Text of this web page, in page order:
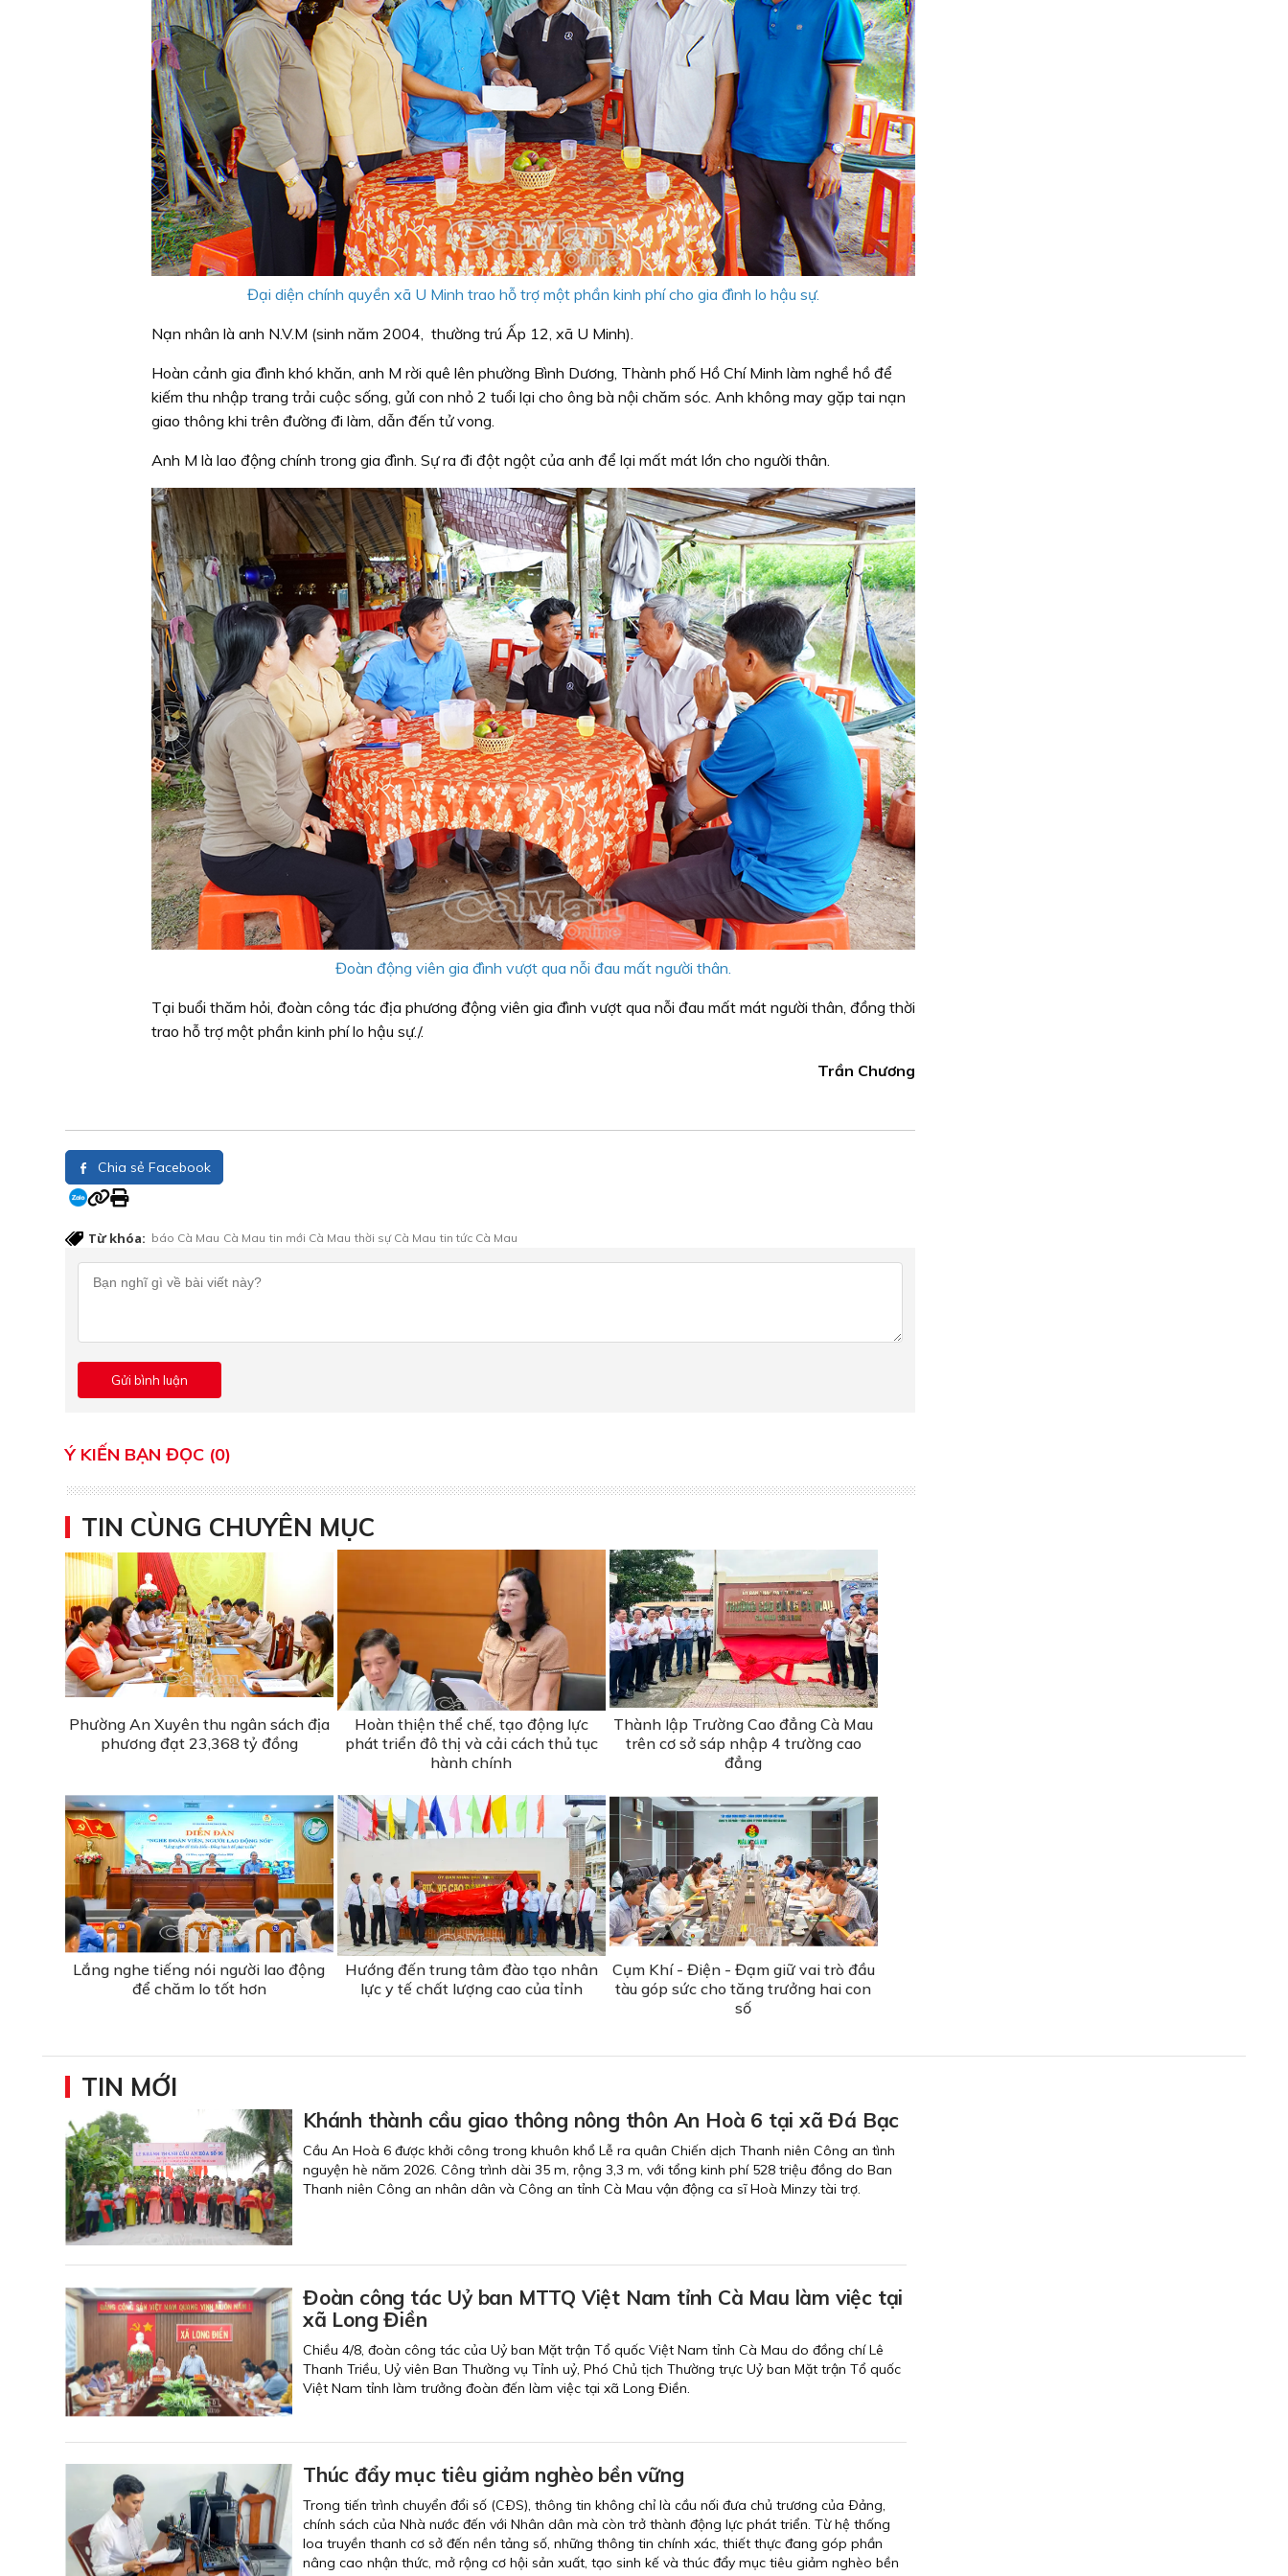
Đại diện chính quyền xã U Minh trao hỗ trợ một phần kinh phí cho gia đình lo hậu sự.
Nạn nhân là anh N.V.M (sinh năm 2004, thường trú Ấp 12, xã U Minh).
Hoàn cảnh gia đình khó khăn, anh M rời quê lên phường Bình Dương, Thành phố Hồ Chí Minh làm nghề hồ để
kiếm thu nhập trang trải cuộc sống, gửi con nhỏ 2 tuổi lại cho ông bà nội chăm sóc. Anh không may gặp tai nạn
giao thông khi trên đường đi làm, dẫn đến tử vong.
Anh M là lao động chính trong gia đình. Sự ra đi đột ngột của anh để lại mất mát lớn cho người thân.
Đoàn động viên gia đình vượt qua nỗi đau mất người thân.
Tại buổi thăm hỏi, đoàn công tác địa phương động viên gia đình vượt qua nỗi đau mất mát người thân, đồng thời
trao hỗ trợ một phần kinh phí lo hậu sự./.
Trần Chương
Chia sẻ Facebook
Từ khóa: báo Cà Mau Cà Mau tin mới Cà Mau thời sự Cà Mau tin tức Cà Mau
Ý KIẾN BẠN ĐỌC (0)
TIN CÙNG CHUYÊN MỤC
Phường An Xuyên thu ngân sách địa
phương đạt 23,368 tỷ đồng
Hoàn thiện thể chế, tạo động lực
phát triển đô thị và cải cách thủ tục
hành chính
Thành lập Trường Cao đẳng Cà Mau
trên cơ sở sáp nhập 4 trường cao
đẳng
Lắng nghe tiếng nói người lao động
để chăm lo tốt hơn
Hướng đến trung tâm đào tạo nhân
lực y tế chất lượng cao của tỉnh
Cụm Khí - Điện - Đạm giữ vai trò đầu
tàu góp sức cho tăng trưởng hai con
số
TIN MỚI
Khánh thành cầu giao thông nông thôn An Hoà 6 tại xã Đá Bạc
Cầu An Hoà 6 được khởi công trong khuôn khổ Lễ ra quân Chiến dịch Thanh niên Công an tình
nguyện hè năm 2026. Công trình dài 35 m, rộng 3,3 m, với tổng kinh phí 528 triệu đồng do Ban
Thanh niên Công an nhân dân và Công an tỉnh Cà Mau vận động ca sĩ Hoà Minzy tài trợ.
Đoàn công tác Uỷ ban MTTQ Việt Nam tỉnh Cà Mau làm việc tại
xã Long Điền
Chiều 4/8, đoàn công tác của Uỷ ban Mặt trận Tổ quốc Việt Nam tỉnh Cà Mau do đồng chí Lê
Thanh Triều, Uỷ viên Ban Thường vụ Tỉnh uỷ, Phó Chủ tịch Thường trực Uỷ ban Mặt trận Tổ quốc
Việt Nam tỉnh làm trưởng đoàn đến làm việc tại xã Long Điền.
Thúc đẩy mục tiêu giảm nghèo bền vững
Trong tiến trình chuyển đổi số (CÐS), thông tin không chỉ là cầu nối đưa chủ trương của Ðảng,
chính sách của Nhà nước đến với Nhân dân mà còn trở thành động lực phát triển. Từ hệ thống
loa truyền thanh cơ sở đến nền tảng số, những thông tin chính xác, thiết thực đang góp phần
nâng cao nhận thức, mở rộng cơ hội sản xuất, tạo sinh kế và thúc đẩy mục tiêu giảm nghèo bền